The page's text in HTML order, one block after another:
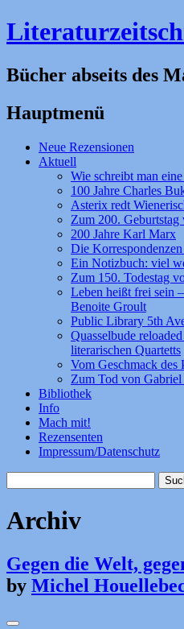
Bücher abseits des
Hauptmenü
Zum
Inhalt
Neue Rezensionen
Aktuell
Wie schreibt man
100 Jahre Charles
Asterix redt
Zum 200.
200 Jahre Karl Marx
Die
Ein Notizbuch: viel
Zum 150. Todestag
Leben heißt frei sein
Benoite Groult
Public Library 5th
Quasselbude
literarischen Quartetts
Vom Geschmack des
Zum Tod von
Bibliothek
Info
Mach mit!
Rezensenten
Impressum/Datenschutz
nach:
Archiv
Gegen die Welt,
by Michel